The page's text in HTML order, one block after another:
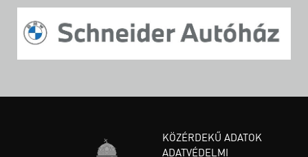
KÖZÉRDEKŰ ADATOK
ADATVÉDELMI